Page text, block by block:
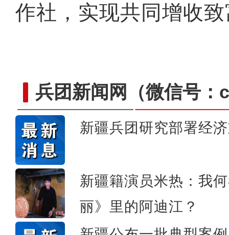
作社，实现共同增收
兵团新闻网 （微信号
新疆兵团研究部署经
新疆籍演员米热：我
丽》里的阿迪江？